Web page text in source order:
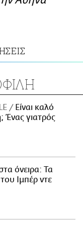
Είναι καλό
Ένας γιατρός
όνειρα: Τα
Ιμπέρ ντε